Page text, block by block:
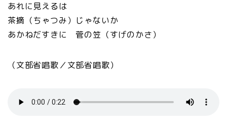
あれに見えるは
茶摘（ちゃつみ）じゃないか
あかねだすきに 菅の笠（すげのかさ）
（文部省唱歌／文部省唱歌）